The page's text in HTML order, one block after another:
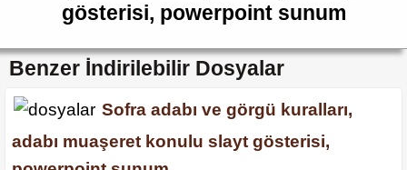
gösterisi, powerpoint sunum
Benzer İndirilebilir Dosyalar
Sofra adabı ve görgü kuralları,
adabı muaşeret konulu slayt gösterisi,